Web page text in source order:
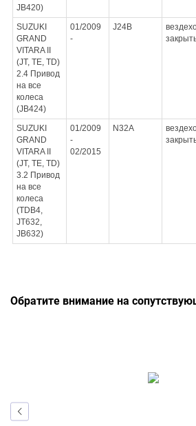
JB420)
SUZUKI
GRAND
VITARA II
(JT, TE, TD)
2.4 Привод
на все
колеса
(JB424)
01/2009
-
J24B
SUZUKI
GRAND
VITARA II
(JT, TE, TD)
3.2 Привод
на все
колеса
(TDB4,
JT632,
JB632)
01/2009
-
02/2015
N32A
Обратите внимание на